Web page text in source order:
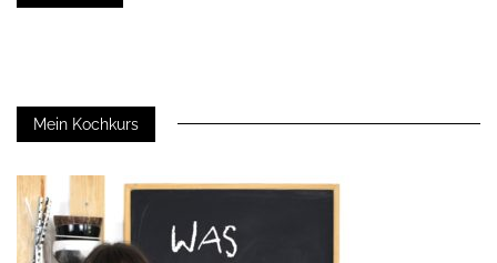
Mein Kochkurs